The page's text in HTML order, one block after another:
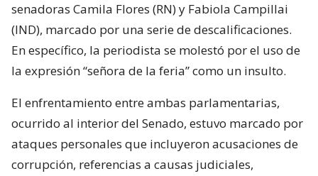
senadoras Camila Flores (RN) y Fabiola Campillai
(IND), marcado por una serie de descalificaciones.
En específico, la periodista se molestó por el uso de
la expresión “señora de la feria” como un insulto.
El enfrentamiento entre ambas parlamentarias,
ocurrido al interior del Senado, estuvo marcado por
ataques personales que incluyeron acusaciones de
corrupción, referencias a causas judiciales,